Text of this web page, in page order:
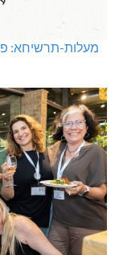
מעלות-תרשיחא: